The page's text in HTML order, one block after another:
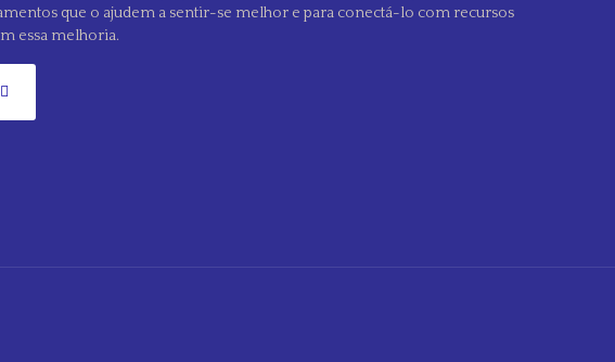
que o ajudem a sentir-se melhor e para conectá-lo com recursos
essa melhoria.